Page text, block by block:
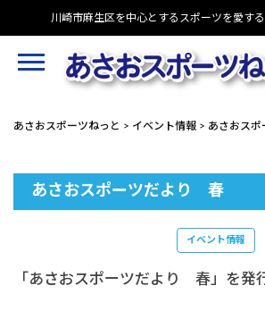
川崎市麻生区を中心とするスポーツを愛する
あさおスポーツねっと > イベント情報 > あさおス
あさおスポーツだより 春
イベント情報
「あさおスポーツだより 春」を発